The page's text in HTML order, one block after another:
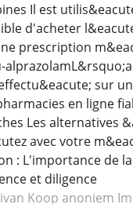
Il est
d'acheter
prescription
sur
en ligne
Les alternatives
avec votre
: L'importance de
et diligence
Koop anoniem